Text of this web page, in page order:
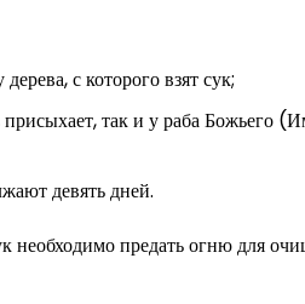
с которого взят сук;
так и у раба
девять дней.
необходимо предать огню для